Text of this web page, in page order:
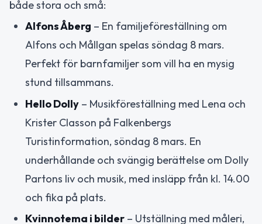
både stora och små:
Alfons Åberg – En familjeföreställning om
Alfons och Mållgan spelas söndag 8 mars.
Perfekt för barnfamiljer som vill ha en mysig
stund tillsammans.
Hello Dolly – Musikföreställning med Lena och
Krister Classon på Falkenbergs
Turistinformation, söndag 8 mars. En
underhållande och svängig berättelse om Dolly
Partons liv och musik, med insläpp från kl. 14.00
och fika på plats.
Kvinnotema i bilder – Utställning med måleri,